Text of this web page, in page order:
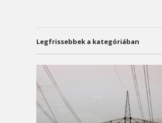
Legfrissebbek a kategóriában